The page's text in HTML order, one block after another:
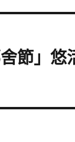
舍節」